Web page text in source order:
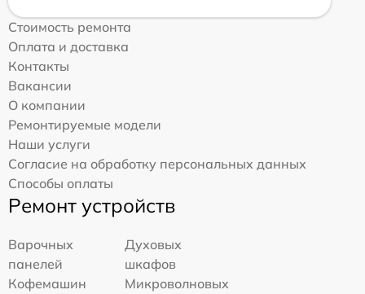
Стоимость ремонта
Оплата и доставка
Контакты
Вакансии
О компании
Ремонтируемые модели
Наши услуги
Согласие на обработку персональных данных
Способы оплаты
Ремонт устройств
Варочных
панелей
Духовых
шкафов
Кофемашин
Микроволновых